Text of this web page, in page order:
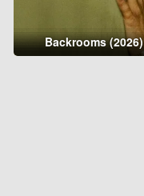
Backrooms (2026)